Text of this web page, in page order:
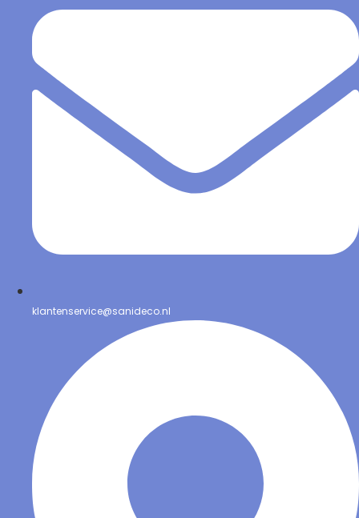
klantenservice@sanideco.nl